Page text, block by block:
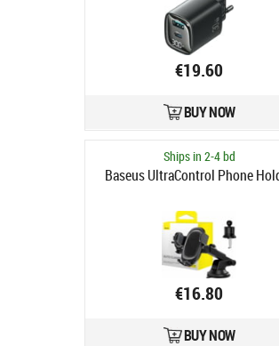
€19.60
BUY NOW
Ships in 2-4 bd
Baseus UltraControl Phone
€16.80
BUY NOW